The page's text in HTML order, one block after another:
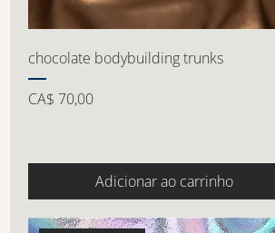
chocolate bodybuilding trunks
Preço
CA$ 70,00
Adicionar ao carrinho